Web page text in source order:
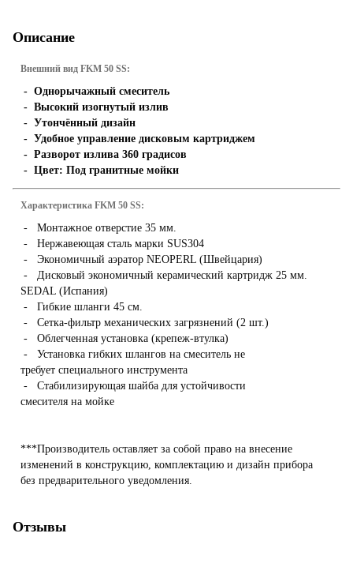
Описание
Внешний вид FKM 50 SS:
- Однорычажный смеситель
- Высокий изогнутый излив
- Утончённый дизайн
- Удобное управление дисковым картриджем
- Разворот излива 360 градисов
- Цвет: Под гранитные мойки
Характеристика FKM 50 SS:
- Монтажное отверстие 35 мм.
- Нержавеющая сталь марки SUS304
- Экономичный аэратор NEOPERL (Швейцария)
- Дисковый экономичный керамический картридж 25 мм.
SEDAL (Испания)
- Гибкие шланги 45 см.
- Сетка-фильтр механических загрязнений (2 шт.)
- Облегченная установка (крепеж-втулка)
- Установка гибких шлангов на смеситель не
требует специального инструмента
- Стабилизирующая шайба для устойчивости
смесителя на мойке
***Производитель оставляет за собой право на внесение
изменений в конструкцию, комплектацию и дизайн прибора
без предварительного уведомления.
Отзывы